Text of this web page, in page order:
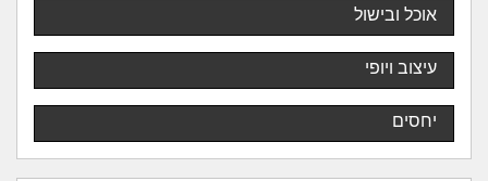
אוכל ובישול
עיצוב ויופי
יחסים